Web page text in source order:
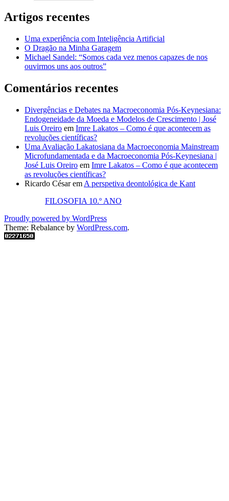
Artigos recentes
Uma experiência com Inteligência Artificial
O Dragão na Minha Garagem
Michael Sandel: “Somos cada vez menos capazes de nos
ouvirmos uns aos outros”
Comentários recentes
Divergências e Debates na Macroeconomia Pós-Keynesiana:
Endogeneidade da Moeda e Modelos de Crescimento | José
Luis Oreiro em Imre Lakatos – Como é que acontecem as
revoluções científicas?
Uma Avaliação Lakatosiana da Macroeconomia Mainstream
Microfundamentada e da Macroeconomia Pós-Keynesiana |
José Luis Oreiro em Imre Lakatos – Como é que acontecem
as revoluções científicas?
Ricardo Césarem A perspetiva deontológica de Kant
FILOSOFIA 10.º ANO
Proudly powered by WordPress
Theme: Rebalance by WordPress.com.